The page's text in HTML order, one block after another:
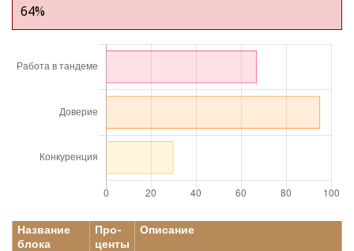
64%
Название
блока
Про-
центы
Описание